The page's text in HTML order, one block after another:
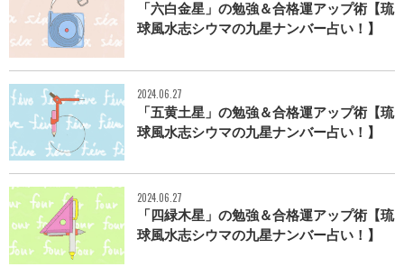
「六白金星」の勉強＆合格運アップ術【琉
球風水志シウマの九星ナンバー占い！】
2024.06.27
「五黄土星」の勉強＆合格運アップ術【琉
球風水志シウマの九星ナンバー占い！】
2024.06.27
「四緑木星」の勉強＆合格運アップ術【琉
球風水志シウマの九星ナンバー占い！】